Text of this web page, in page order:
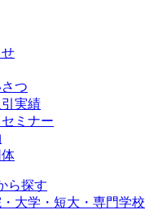
つ
実績
ミナー
ら探す
大学・短大・専門学校